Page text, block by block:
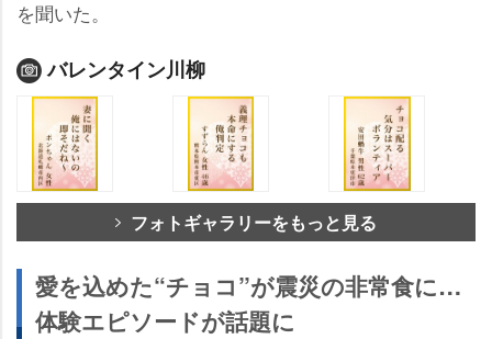
を聞いた。
バレンタイン川柳
フォトギャラリーをもっと見る
愛を込めた“チョコ”が震災の非常食に…
体験エピソードが話題に